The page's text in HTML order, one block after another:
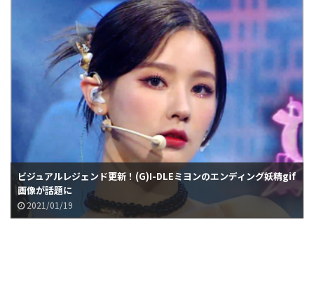
ビジュアルレジェンド更新！(G)I-DLEミヨンのエンディング妖精gif
画像が話題に
2021/01/19